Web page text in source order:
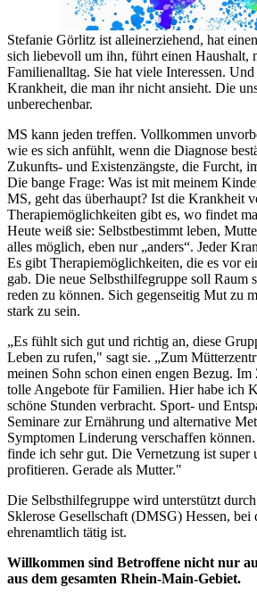
Stefanie Görlitz ist alleinerziehend, hat
sich liebevoll um ihn, führt einen Haushalt,
Familienalltag. Sie hat viele Interessen.
Krankheit, die man ihr nicht ansieht. Die
unberechenbar.
MS kann jeden treffen. Vollkommen
wie es sich anfühlt, wenn die Diagnose
Zukunfts- und Existenzängste, die Furcht,
Die bange Frage: Was ist mit meinem
MS, geht das überhaupt? Ist die Krankheit
Therapiemöglichkeiten gibt es, wo findet
Heute weiß sie: Selbstbestimmt leben,
alles möglich, eben nur „anders“. Jeder
Es gibt Therapiemöglichkeiten, die es vor
gab. Die neue Selbsthilfegruppe soll Raum
reden zu können. Sich gegenseitig Mut zu
stark zu sein.
„Es fühlt sich gut und richtig an, diese
Leben zu rufen," sagt sie. „Zum
meinen Sohn schon einen engen Bezug.
tolle Angebote für Familien. Hier habe ich
schöne Stunden verbracht. Sport- und
Seminare zur Ernährung und alternative
Symptomen Linderung verschaffen
finde ich sehr gut. Die Vernetzung ist super
profitieren. Gerade als Mutter."
Die Selbsthilfegruppe wird unterstützt
Sklerose Gesellschaft (DMSG) Hessen, bei
ehrenamtlich tätig ist.
Willkommen sind Betroffene nicht nur
aus dem gesamten Rhein-Main-Gebiet.